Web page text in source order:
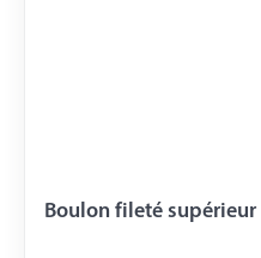
Boulon fileté supérieur